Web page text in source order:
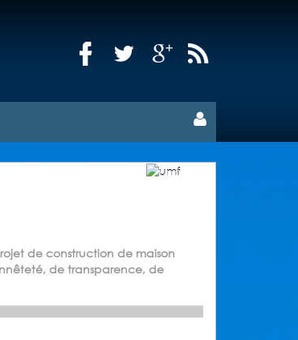
de construction de maison
de transparence, de